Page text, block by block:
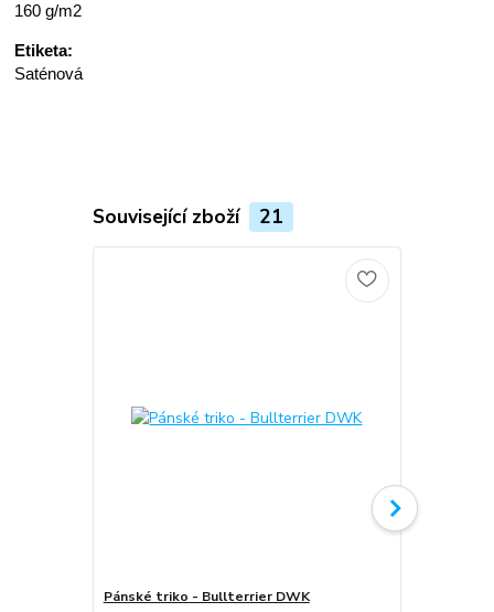
160 g/m2
Etiketa:
Saténová
Související zboží 21
Pánské triko - Bullterrier DWK